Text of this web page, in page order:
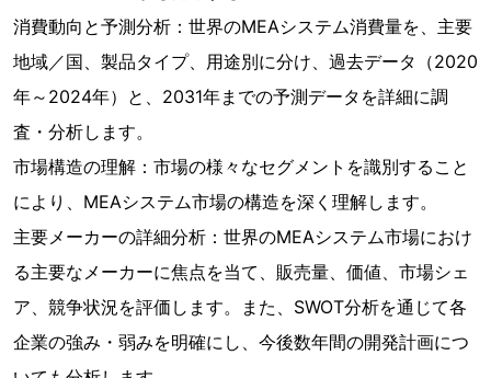
消費動向と予測分析：世界のMEAシステム消費量を、主要
地域／国、製品タイプ、用途別に分け、過去データ（2020
年～2024年）と、2031年までの予測データを詳細に調
査・分析します。
市場構造の理解：市場の様々なセグメントを識別すること
により、MEAシステム市場の構造を深く理解します。
主要メーカーの詳細分析：世界のMEAシステム市場におけ
る主要なメーカーに焦点を当て、販売量、価値、市場シェ
ア、競争状況を評価します。また、SWOT分析を通じて各
企業の強み・弱みを明確にし、今後数年間の開発計画につ